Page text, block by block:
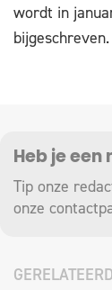
wordt in
bijgeschreven.
Heb je
Tip onze
onze
GERELATEERD